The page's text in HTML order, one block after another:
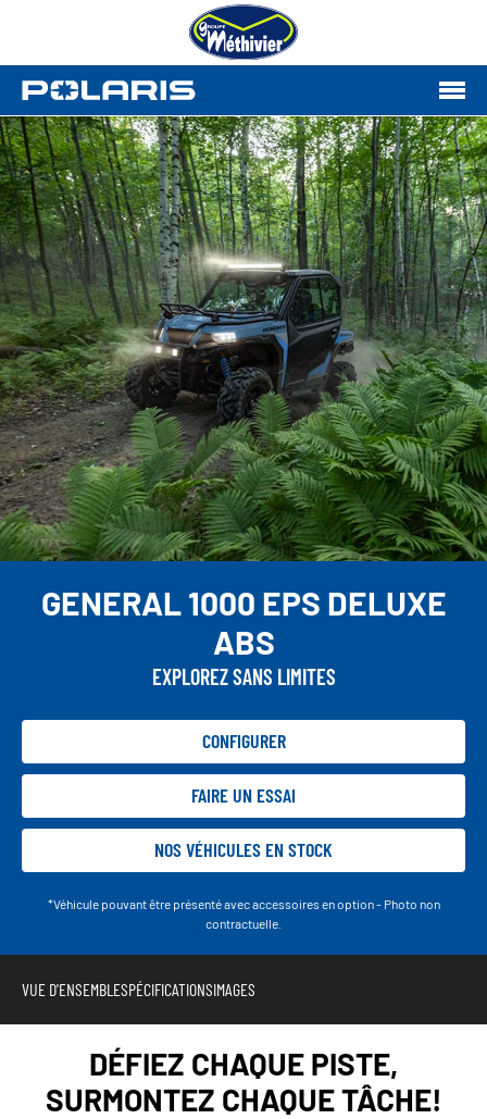
GENERAL 1000 EPS DELUXE
ABS
EXPLOREZ SANS LIMITES
CONFIGURER
FAIRE UN ESSAI
NOS VÉHICULES EN STOCK
*Véhicule pouvant être présenté avec accessoires en option - Photo non
contractuelle.
VUE D'ENSEMBLESPÉCIFICATIONSIMAGES
DÉFIEZ CHAQUE PISTE,
SURMONTEZ CHAQUE TÂCHE!